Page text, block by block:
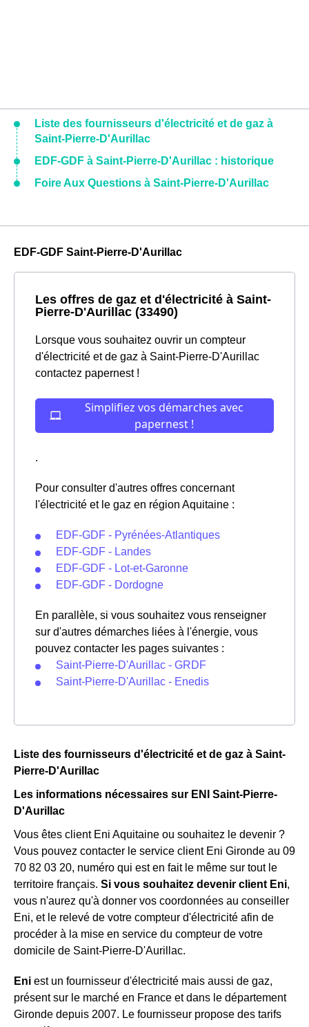
Liste des fournisseurs d'électricité et de gaz à
Saint-Pierre-D'Aurillac
EDF-GDF à Saint-Pierre-D'Aurillac : historique
Foire Aux Questions à Saint-Pierre-D'Aurillac
EDF-GDF Saint-Pierre-D'Aurillac
Les offres de gaz et d'électricité à Saint-
Pierre-D'Aurillac (33490)
Lorsque vous souhaitez ouvrir un compteur
d'électricité et de gaz à Saint-Pierre-D'Aurillac
contactez papernest !
.
Pour consulter d'autres offres concernant
l'électricité et le gaz en région Aquitaine :
EDF-GDF - Pyrénées-Atlantiques
EDF-GDF - Landes
EDF-GDF - Lot-et-Garonne
EDF-GDF - Dordogne
En parallèle, si vous souhaitez vous renseigner
sur d'autres démarches liées à l'énergie, vous
pouvez contacter les pages suivantes :
Saint-Pierre-D'Aurillac - GRDF
Saint-Pierre-D'Aurillac - Enedis
Liste des fournisseurs d'électricité et de gaz à Saint-
Pierre-D'Aurillac
Les informations nécessaires sur ENI Saint-Pierre-
D'Aurillac
Vous êtes client Eni Aquitaine ou souhaitez le devenir ?
Vous pouvez contacter le service client Eni Gironde au 09
70 82 03 20, numéro qui est en fait le même sur tout le
territoire français. Si vous souhaitez devenir client Eni,
vous n'aurez qu'à donner vos coordonnées au conseiller
Eni, et le relevé de votre compteur d'électricité afin de
procéder à la mise en service du compteur de votre
domicile de Saint-Pierre-D'Aurillac.
Eni est un fournisseur d'électricité mais aussi de gaz,
présent sur le marché en France et dans le département
Gironde depuis 2007. Le fournisseur propose des tarifs